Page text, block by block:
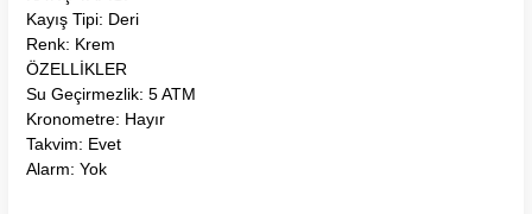
Kayış Tipi: Deri
Renk: Krem
ÖZELLİKLER
Su Geçirmezlik: 5 ATM
Kronometre: Hayır
Takvim: Evet
Alarm: Yok